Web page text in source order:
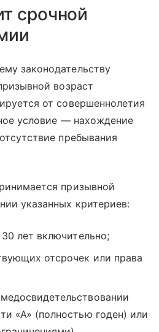
срочной
законодательству
возраст
от совершеннолетия
условие — нахождение
пребывания
призывной
указанных критериев:
лет включительно;
отсрочек или права
«А» (полностью годен) или